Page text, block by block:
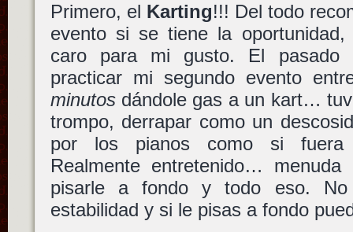
Primero, el Karting!!! Del todo
evento si se tiene la
caro para mi gusto. El pasado
practicar mi segundo evento
minutosdándole gas a un kart…
trompo, derrapar como un
por los pianos como si
Realmente entretenido…
pisarle a fondo y todo eso. No
estabilidad y si le pisas a fondo